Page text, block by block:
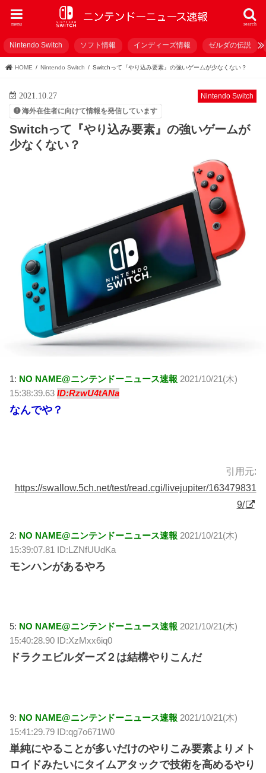
search
menu
Nintendo Switch ソフト情報 インディーズ情報 ゼルダの伝説
HOME Nintendo Switch Switchって『やり込み要素』の強いゲームが少なくない？
Nintendo Switch
2021.10.27
海外在住者に向けて情報を発信しています
Switchって『やり込み要素』の強いゲームが
少なくない？
1: NO NAME@ニンテンドーニュース速報 2021/10/21(木)
15:38:39.63ID:RzwU4tANa
なんでや？
引用元:
https://swallow.5ch.net/test/read.cgi/livejupiter/163479831
9/
2: NO NAME@ニンテンドーニュース速報 2021/10/21(木)
15:39:07.81 ID:LZNfUUdKa
モンハンがあるやろ
5: NO NAME@ニンテンドーニュース速報 2021/10/21(木)
15:40:28.90 ID:XzMxx6iq0
ドラクエビルダーズ２は結構やりこんだ
9: NO NAME@ニンテンドーニュース速報 2021/10/21(木)
15:41:29.79 ID:qg7o671W0
単純にやることが多いだけのやりこみ要素よりメト
ロイドみたいにタイムアタックで技術を高めるやり